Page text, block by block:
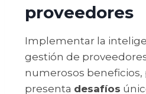
proveedores
Implementar la
gestión de
numerosos
presenta desafíos